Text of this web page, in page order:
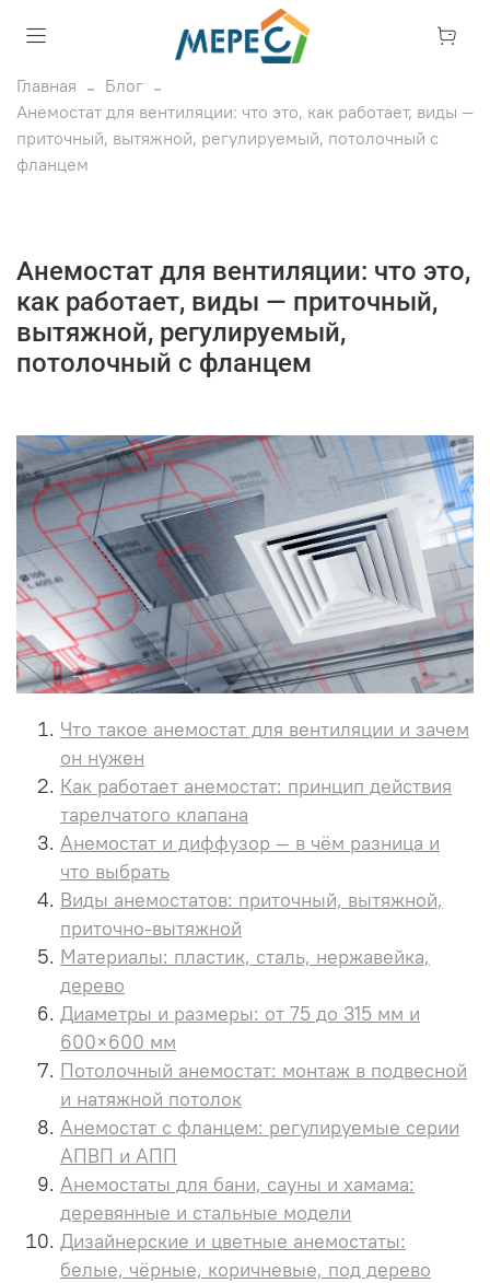
Главная
Блог
Анемостат для вентиляции: что это, как работает, виды —
приточный, вытяжной, регулируемый, потолочный с
фланцем
Анемостат для вентиляции: что это,
как работает, виды — приточный,
вытяжной, регулируемый,
потолочный с фланцем
Что такое анемостат для вентиляции и зачем
он нужен
Как работает анемостат: принцип действия
тарелчатого клапана
Анемостат и диффузор — в чём разница и
что выбрать
Виды анемостатов: приточный, вытяжной,
приточно-вытяжной
Материалы: пластик, сталь, нержавейка,
дерево
Диаметры и размеры: от 75 до 315 мм и
600×600 мм
Потолочный анемостат: монтаж в подвесной
и натяжной потолок
Анемостат с фланцем: регулируемые серии
АПВП и АПП
Анемостаты для бани, сауны и хамама:
деревянные и стальные модели
Дизайнерские и цветные анемостаты:
белые, чёрные, коричневые, под дерево